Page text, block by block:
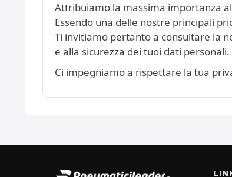
Attribuiamo la massima importanza
Essendo una delle nostre principali
Ti invitiamo pertanto a consultare la
e alla sicurezza dei tuoi dati personali.
Ci impegniamo a rispettare la tua